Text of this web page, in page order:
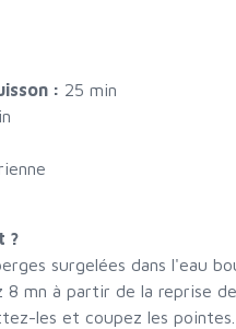
: 25 min
?
surgelées dans l'eau
8 mn à partir de la reprise de
les et coupez les pointes.